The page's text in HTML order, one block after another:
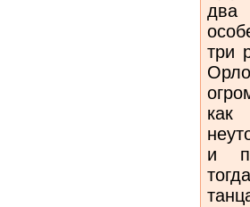
два
три
как
и